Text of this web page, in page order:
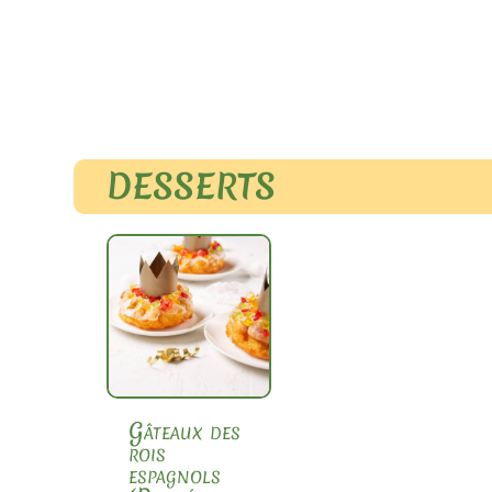
DESSERTS
Gâteaux des
rois
espagnols